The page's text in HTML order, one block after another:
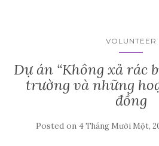
VOLUNTEER
Dự án “Không xả rác
trường và những
đồng
Posted on 4 Tháng Mười Một,